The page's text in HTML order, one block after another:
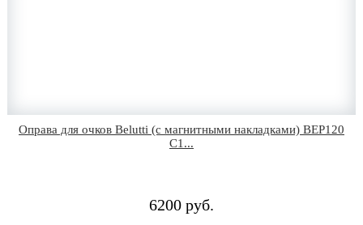
Оправа для очков Belutti (с магнитными накладками) BEP120
C1...
6200 руб.